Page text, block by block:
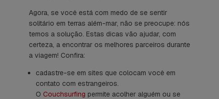
Agora, se você está com medo de se sentir
solitário em terras além-mar, não se preocupe: nós
temos a solução. Estas dicas vão ajudar, com
certeza, a encontrar os melhores parceiros durante
a viagem! Confira:
cadastre-se em sites que colocam você em
contato com estrangeiros.
O Couchsurfing permite acolher alguém ou se